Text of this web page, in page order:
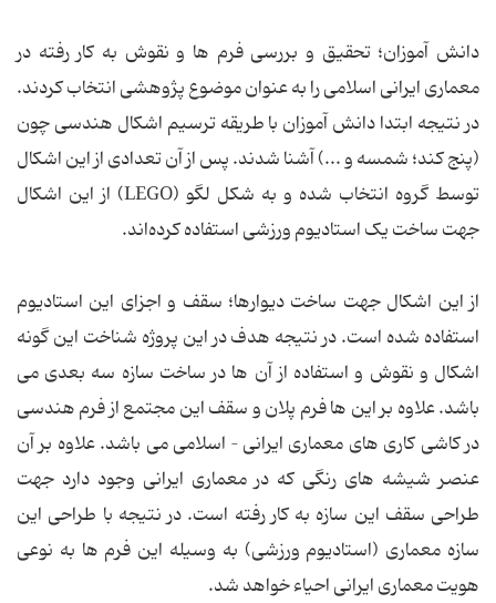
دانش آموزان؛ تحقیق و بررسی فرم ها و نقوش به کار رفته در
معماری ایرانی اسلامی را به عنوان موضوع پژوهشی انتخاب کردند.
در نتیجه ابتدا دانش آموزان با طریقه ترسیم اشکال هندسی چون
(پنج کند؛ شمسه و ...) آشنا شدند. پس از آن تعدادی از این اشکال
توسط گروه انتخاب شده و به شکل لگو (LEGO) از این اشکال
جهت ساخت یک استادیوم ورزشی استفاده کرده‌اند.
از این اشکال جهت ساخت دیوارها؛ سقف و اجزای این استادیوم
استفاده شده است. در نتیجه هدف در این پروژه شناخت این گونه
اشکال و نقوش و استفاده از آن ها در ساخت سازه سه بعدی می
باشد. علاوه بر این ها فرم پلان و سقف این مجتمع از فرم هندسی
در کاشی کاری های معماری ایرانی – اسلامی می باشد. علاوه بر آن
عنصر شیشه های رنگی که در معماری ایرانی وجود دارد جهت
طراحی سقف این سازه به کار رفته است. در نتیجه با طراحی این
سازه معماری (استادیوم ورزشی) به وسیله این فرم ها به نوعی
هویت معماری ایرانی احیاء خواهد شد.